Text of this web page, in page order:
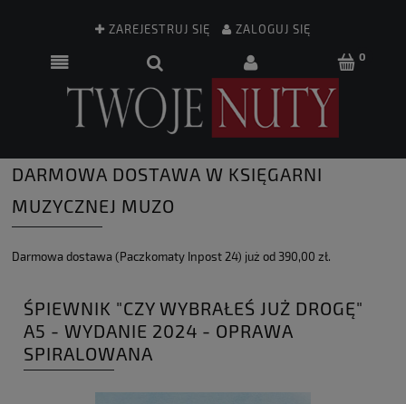
ZAREJESTRUJ SIĘ ZALOGUJ SIĘ
DARMOWA DOSTAWA W KSIĘGARNI
MUZYCZNEJ MUZO
Darmowa dostawa (Paczkomaty Inpost 24) już od 390,00 zł.
ŚPIEWNIK "CZY WYBRAŁEŚ JUŻ DROGĘ"
A5 - WYDANIE 2024 - OPRAWA
SPIRALOWANA